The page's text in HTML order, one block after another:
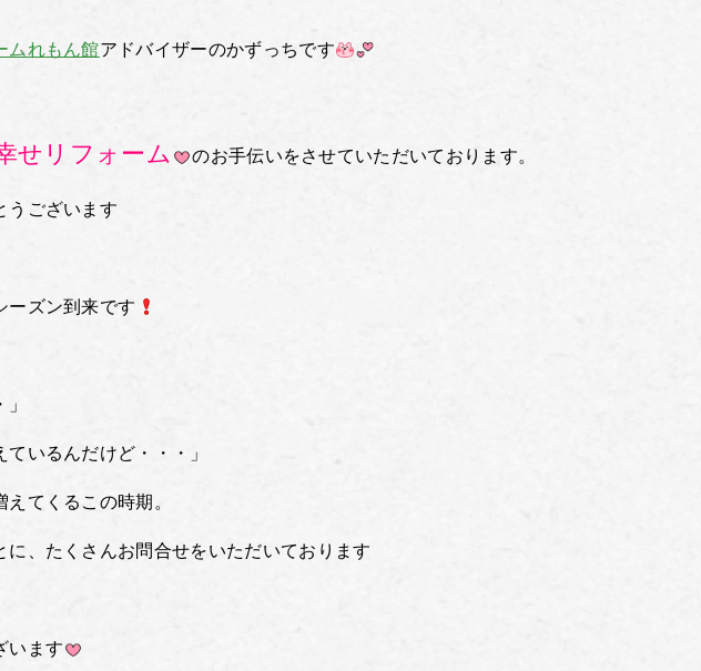
ムれもん館アドバイザーのかずっちです
せリフォーム のお手伝いをさせていただいております。
うございます
ーズン到来です
ているんだけど・・・」
てくるこの時期。
に、たくさんお問合せをいただいております
います